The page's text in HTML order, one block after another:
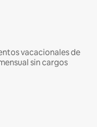
vacacionales de
sin cargos